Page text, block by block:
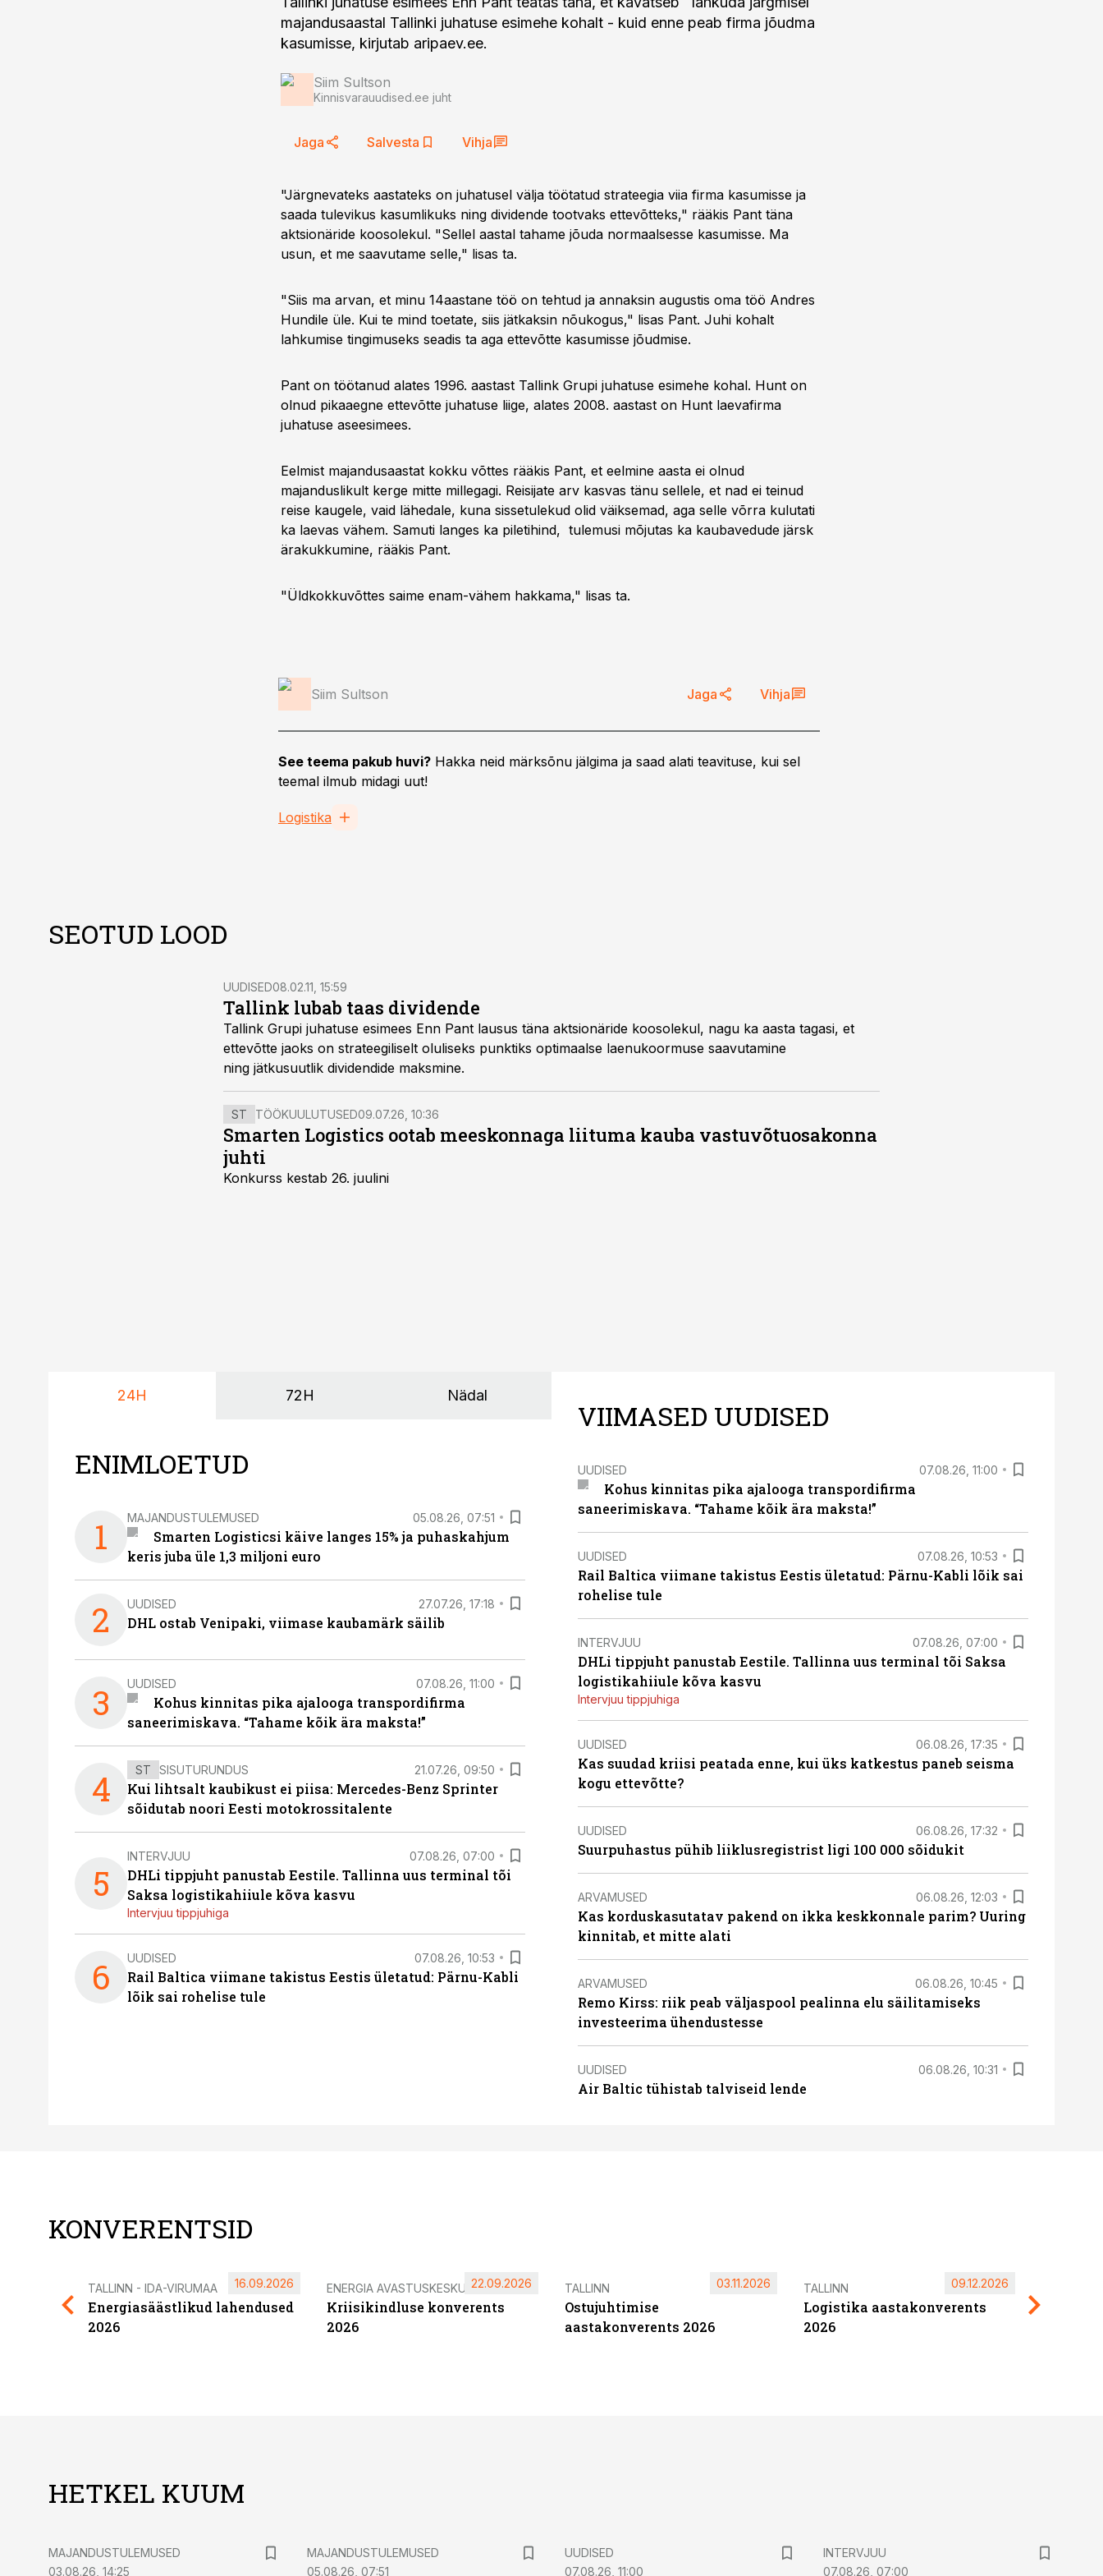
majandusaastal Tallinki juhatuse esimehe kohalt - kuid enne peab firma jõudma
kasumisse, kirjutab aripaev.ee.
Siim Sultson
Kinnisvarauudised.ee juht
Jaga Salvesta Vihja
"Järgnevateks aastateks on juhatusel välja töötatud strateegia viia firma kasumisse ja
saada tulevikus kasumlikuks ning dividende tootvaks ettevõtteks," rääkis Pant täna
aktsionäride koosolekul. "Sellel aastal tahame jõuda normaalsesse kasumisse. Ma
usun, et me saavutame selle," lisas ta.
"Siis ma arvan, et minu 14aastane töö on tehtud ja annaksin augustis oma töö Andres
Hundile üle. Kui te mind toetate, siis jätkaksin nõukogus," lisas Pant. Juhi kohalt
lahkumise tingimuseks seadis ta aga ettevõtte kasumisse jõudmise.
Pant on töötanud alates 1996. aastast Tallink Grupi juhatuse esimehe kohal. Hunt on
olnud pikaaegne ettevõtte juhatuse liige, alates 2008. aastast on Hunt laevafirma
juhatuse aseesimees.
Eelmist majandusaastat kokku võttes rääkis Pant, et eelmine aasta ei olnud
majanduslikult kerge mitte millegagi. Reisijate arv kasvas tänu sellele, et nad ei teinud
reise kaugele, vaid lähedale, kuna sissetulekud olid väiksemad, aga selle võrra kulutati
ka laevas vähem. Samuti langes ka piletihind, tulemusi mõjutas ka kaubavedude järsk
ärakukkumine, rääkis Pant.
"Üldkokkuvõttes saime enam-vähem hakkama," lisas ta.
Siim Sultson Jaga Vihja
See teema pakub huvi? Hakka neid märksõnu jälgima ja saad alati teavituse, kui sel
teemal ilmub midagi uut!
Logistika
SEOTUD LOOD
UUDISED08.02.11, 15:59
Tallink lubab taas dividende
Tallink Grupi juhatuse esimees Enn Pant lausus täna aktsionäride koosolekul, nagu ka aasta tagasi, et
ettevõtte jaoks on strateegiliselt oluliseks punktiks optimaalse laenukoormuse saavutamine
ning jätkusuutlik dividendide maksmine.
ST TÖÖKUULUTUSED09.07.26, 10:36
Smarten Logistics ootab meeskonnaga liituma kauba vastuvõtuosakonna
juhti
Konkurss kestab 26. juulini
24H 72H Nädal
ENIMLOETUD
1 MAJANDUSTULEMUSED 05.08.26, 07:51
Smarten Logisticsi käive langes 15% ja puhaskahjum
keris juba üle 1,3 miljoni euro
2 UUDISED 27.07.26, 17:18
DHL ostab Venipaki, viimase kaubamärk säilib
3 UUDISED 07.08.26, 11:00
Kohus kinnitas pika ajalooga transpordifirma
saneerimiskava. “Tahame kõik ära maksta!”
4 ST SISUTURUNDUS 21.07.26, 09:50
Kui lihtsalt kaubikust ei piisa: Mercedes-Benz Sprinter
sõidutab noori Eesti motokrossitalente
5
INTERVJUU 07.08.26, 07:00
DHLi tippjuht panustab Eestile. Tallinna uus terminal tõi
Saksa logistikahiiule kõva kasvu
Intervjuu tippjuhiga
6 UUDISED 07.08.26, 10:53
Rail Baltica viimane takistus Eestis ületatud: Pärnu-Kabli
lõik sai rohelise tule
VIIMASED UUDISED
UUDISED 07.08.26, 11:00
Kohus kinnitas pika ajalooga transpordifirma
saneerimiskava. “Tahame kõik ära maksta!”
UUDISED 07.08.26, 10:53
Rail Baltica viimane takistus Eestis ületatud: Pärnu-Kabli lõik sai
rohelise tule
INTERVJUU 07.08.26, 07:00
DHLi tippjuht panustab Eestile. Tallinna uus terminal tõi Saksa
logistikahiiule kõva kasvu
Intervjuu tippjuhiga
UUDISED 06.08.26, 17:35
Kas suudad kriisi peatada enne, kui üks katkestus paneb seisma
kogu ettevõtte?
UUDISED 06.08.26, 17:32
Suurpuhastus pühib liiklusregistrist ligi 100 000 sõidukit
ARVAMUSED 06.08.26, 12:03
Kas korduskasutatav pakend on ikka keskkonnale parim? Uuring
kinnitab, et mitte alati
ARVAMUSED 06.08.26, 10:45
Remo Kirss: riik peab väljaspool pealinna elu säilitamiseks
investeerima ühendustesse
UUDISED 06.08.26, 10:31
Air Baltic tühistab talviseid lende
KONVERENTSID
TALLINN - IDA-VIRUMAA
Energiasäästlikud lahendused
2026
16.09.2026 ENERGIA AVASTUSKESKUS
Kriisikindluse konverents
2026
22.09.2026 TALLINN
Ostujuhtimise
aastakonverents 2026
03.11.2026 TALLINN
Logistika aastakonverents
2026
09.12.2026
HETKEL KUUM
MAJANDUSTULEMUSED
03.08.26, 14:25
MAJANDUSTULEMUSED
05.08.26, 07:51
UUDISED
07.08.26, 11:00
INTERVJUU
07.08.26, 07:00